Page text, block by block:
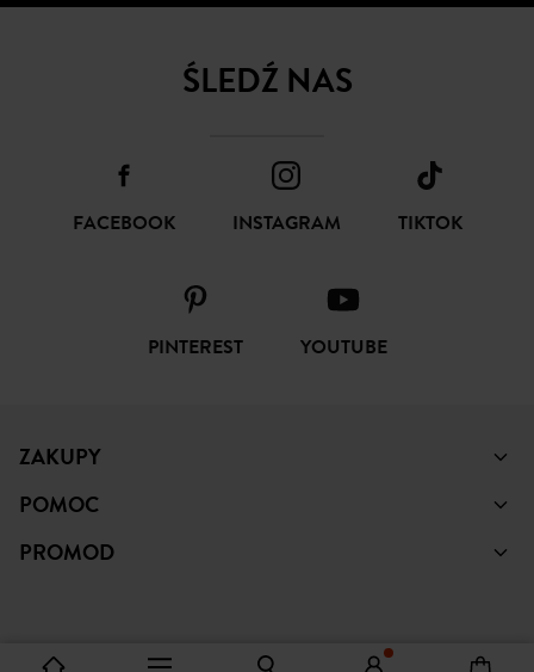
ŚLEDŹ NAS
FACEBOOK INSTAGRAM TIKTOK
PINTEREST YOUTUBE
ZAKUPY
POMOC
PROMOD